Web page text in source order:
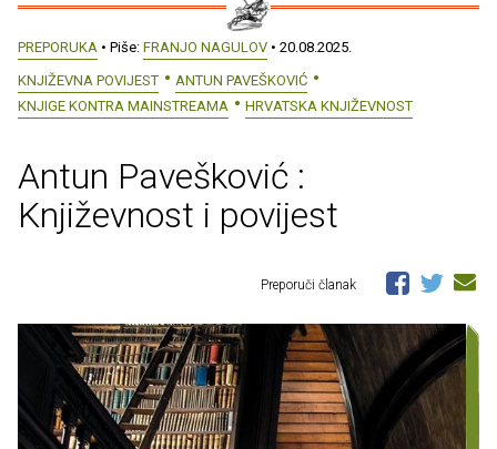
PREPORUKA • Piše: FRANJO NAGULOV • 20.08.2025.
KNJIŽEVNA POVIJEST
ANTUN PAVEŠKOVIĆ
KNJIGE KONTRA MAINSTREAMA
HRVATSKA KNJIŽEVNOST
Antun Pavešković :
Književnost i povijest
Preporuči članak